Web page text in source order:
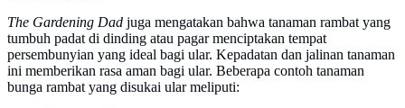
The Gardening Dad juga mengatakan bahwa tanaman rambat yang
tumbuh padat di dinding atau pagar menciptakan tempat
persembunyian yang ideal bagi ular. Kepadatan dan jalinan tanaman
ini memberikan rasa aman bagi ular. Beberapa contoh tanaman
bunga rambat yang disukai ular meliputi: